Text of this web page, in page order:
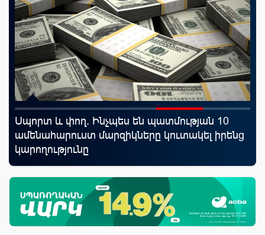
Սպորտ և փող. Ինչպես են պատմության 10
ամենահարուստ մարզիկները կուտակել իրենց
կարողությունը